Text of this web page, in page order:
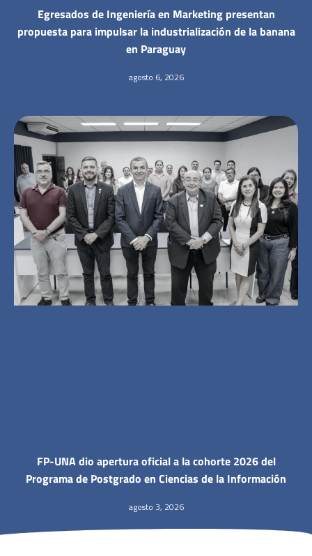
Egresados de Ingeniería en Marketing presentan
propuesta para impulsar la industrialización de la banana
en Paraguay
agosto 6, 2026
FP-UNA dio apertura oficial a la cohorte 2026 del
Programa de Postgrado en Ciencias de la Información
agosto 3, 2026